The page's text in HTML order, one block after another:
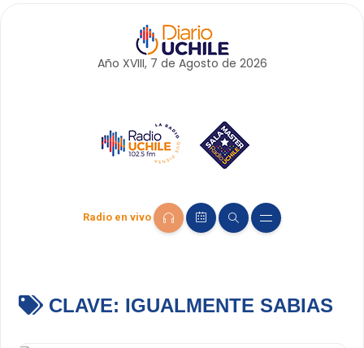
Año XVIII, 7 de Agosto de 2026
Radio en vivo
CLAVE: IGUALMENTE SABIAS